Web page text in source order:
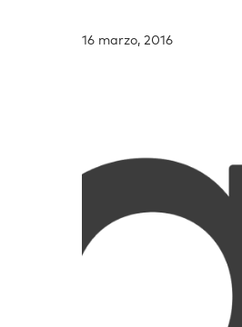
16 marzo, 2016